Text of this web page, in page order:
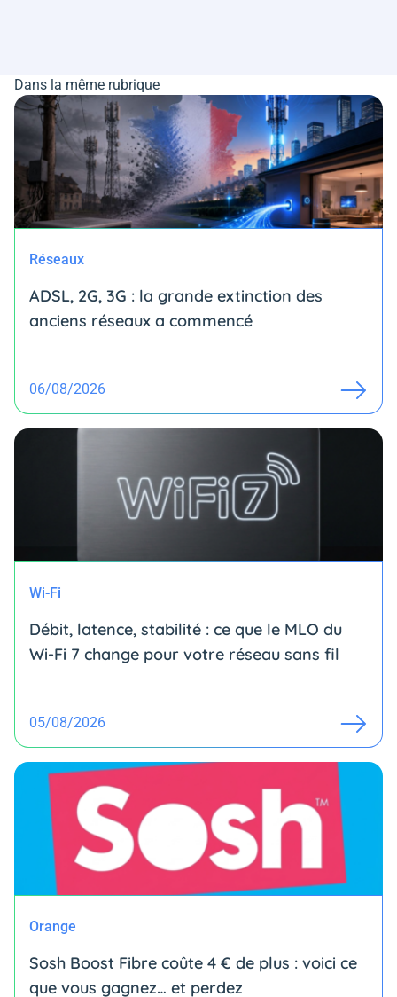
Dans la même rubrique
Réseaux
ADSL, 2G, 3G : la grande extinction des
anciens réseaux a commencé
06/08/2026
Wi-Fi
Débit, latence, stabilité : ce que le MLO du
Wi-Fi 7 change pour votre réseau sans fil
05/08/2026
Orange
Sosh Boost Fibre coûte 4 € de plus : voici ce
que vous gagnez… et perdez